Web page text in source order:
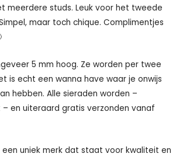
meerdere studs. Leuk voor het tweede
maar toch chique. Complimentjes
5 mm hoog. Ze worden per twee
is echt een wanna have waar je onwijs
hebben. Alle sieraden worden –
en uiteraard gratis verzonden vanaf
een uniek merk dat staat voor kwaliteit en